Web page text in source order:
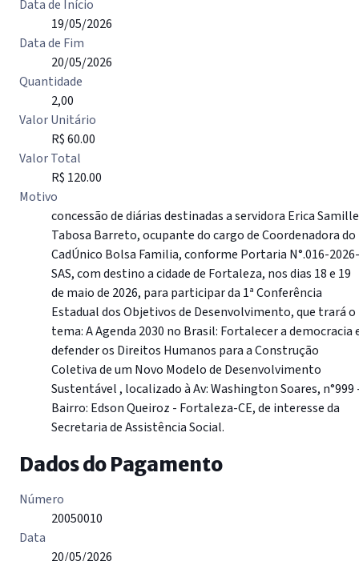
Data de Início
19/05/2026
Data de Fim
20/05/2026
Quantidade
2,00
Valor Unitário
R$ 60.00
Valor Total
R$ 120.00
Motivo
concessão de diárias destinadas a servidora Erica Samille
Tabosa Barreto, ocupante do cargo de Coordenadora do
CadÚnico Bolsa Familia, conforme Portaria N°.016-2026-
SAS, com destino a cidade de Fortaleza, nos dias 18 e 19
de maio de 2026, para participar da 1ª Conferência
Estadual dos Objetivos de Desenvolvimento, que trará o
tema: A Agenda 2030 no Brasil: Fortalecer a democracia
defender os Direitos Humanos para a Construção
Coletiva de um Novo Modelo de Desenvolvimento
Sustentável , localizado à Av: Washington Soares, n°999
Bairro: Edson Queiroz - Fortaleza-CE, de interesse da
Secretaria de Assistência Social.
Dados do Pagamento
Número
20050010
Data
20/05/2026